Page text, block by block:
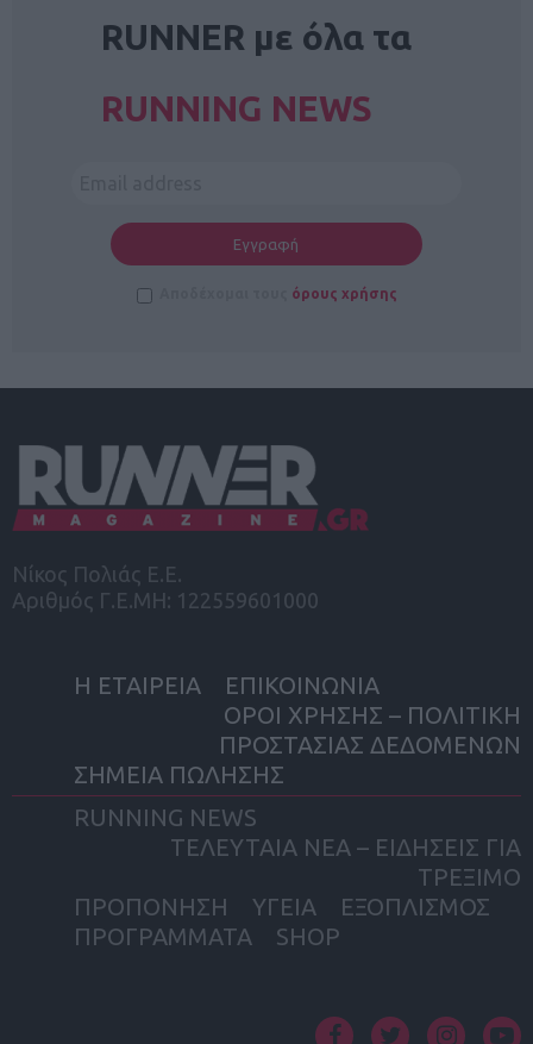
RUNNER με όλα τα
RUNNING NEWS
όρους χρήσης
Νίκος Πολιάς Ε.Ε.
Αριθμός Γ.Ε.ΜΗ: 122559601000
Η ΕΤΑΙΡΕΙΑ
ΕΠΙΚΟΙΝΩΝΙΑ
ΟΡΟΙ ΧΡΗΣΗΣ – ΠΟΛΙΤΙΚΗ
ΠΡΟΣΤΑΣΙΑΣ ΔΕΔΟΜΕΝΩΝ
ΣΗΜΕΙΑ ΠΩΛΗΣΗΣ
RUNNING NEWS
ΤΕΛΕΥΤΑΙΑ ΝΕΑ – ΕΙΔΗΣΕΙΣ ΓΙΑ
ΤΡΕΞΙΜΟ
ΠΡΟΠΟΝΗΣΗ
ΥΓΕΙΑ
ΕΞΟΠΛΙΣΜΟΣ
ΠΡΟΓΡΑΜΜΑΤΑ
SHOP